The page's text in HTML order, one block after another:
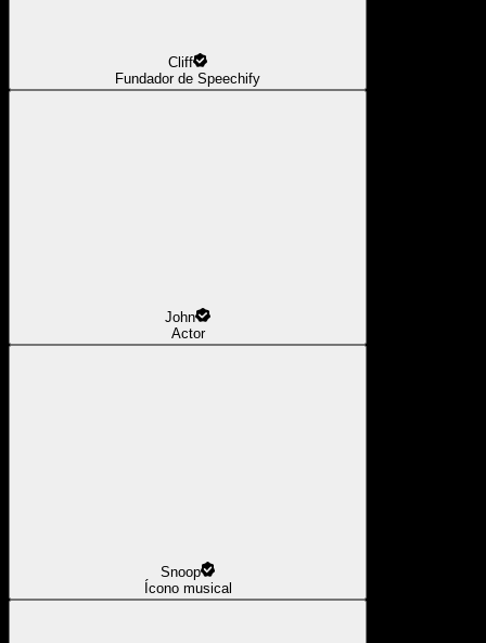
Cliff
Fundador de Speechify
John
Actor
Snoop
Ícono musical